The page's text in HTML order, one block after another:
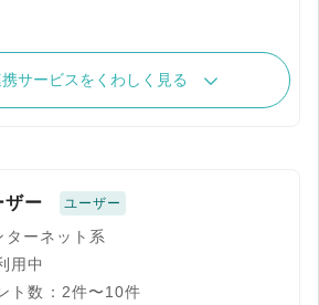
サービスをくわしく見る
ザー ユーザー
ーネット系
用中
ト数：2件〜10件